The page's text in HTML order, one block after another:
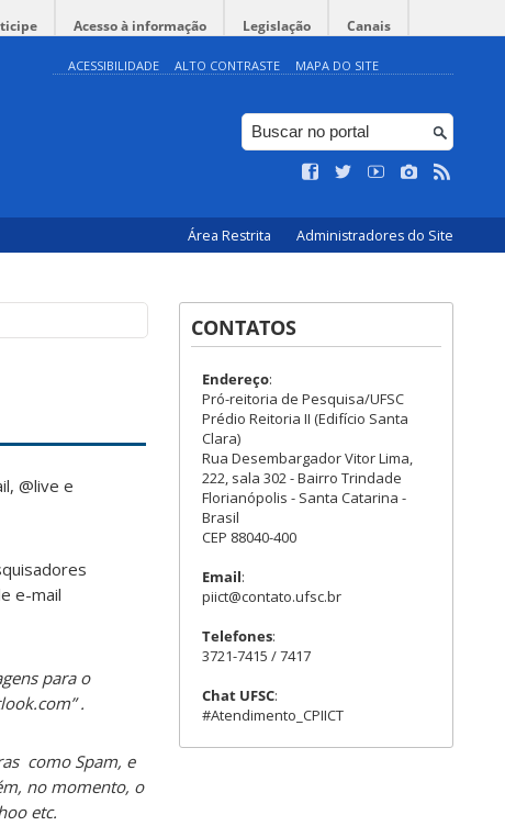
Acesso à informação Legislação Canais
ACESSIBILIDADE ALTO CONTRASTE MAPA DO SITE
Área Restrita Administradores do Site
@live e
e-mail
para o
.
como Spam, e
no momento, o
etc.
CONTATOS
Endereço:
Pró-reitoria de Pesquisa/UFSC
Prédio Reitoria II (Edifício Santa
Clara)
Rua Desembargador Vitor Lima,
222, sala 302 - Bairro Trindade
Florianópolis - Santa Catarina -
Brasil
CEP 88040-400
Email:
piict@contato.ufsc.br
Telefones:
3721-7415 / 7417
Chat UFSC:
#Atendimento_CPIICT